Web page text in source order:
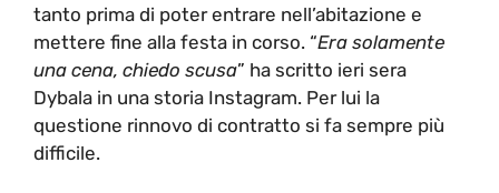
tanto prima di poter entrare nell’abitazione e
mettere fine alla festa in corso. “Era solamente
una cena, chiedo scusa” ha scritto ieri sera
Dybala in una storia Instagram. Per lui la
questione rinnovo di contratto si fa sempre più
difficile.